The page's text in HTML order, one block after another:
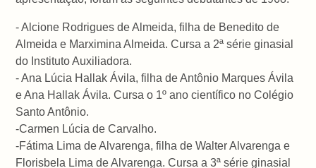
- Alcione Rodrigues de Almeida, filha de Benedito de
Almeida e Marximina Almeida. Cursa a 2ª série ginasial
do Instituto Auxiliadora.
- Ana Lúcia Hallak Ávila, filha de Antônio Marques Ávila
e Ana Hallak Ávila. Cursa o 1º ano científico no Colégio
Santo Antônio.
-Carmen Lúcia de Carvalho.
-Fátima Lima de Alvarenga, filha de Walter Alvarenga e
Florisbela Lima de Alvarenga. Cursa a 3ª série ginasial